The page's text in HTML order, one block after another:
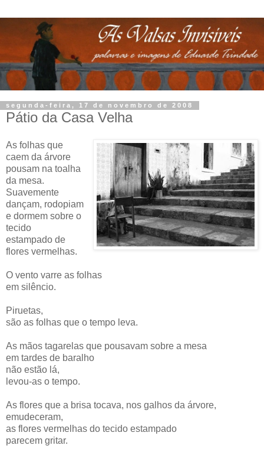
segunda-feira, 17 de novembro de 2008
Pátio da Casa Velha
As folhas que
caem da árvore
pousam na toalha
da mesa.
Suavemente
dançam, rodopiam
e dormem sobre o
tecido
estampado de
flores vermelhas.
O vento varre as folhas
em silêncio.
Piruetas,
são as folhas que o tempo leva.
As mãos tagarelas que pousavam sobre a mesa
em tardes de baralho
não estão lá,
levou-as o tempo.
As flores que a brisa tocava, nos galhos da árvore,
emudeceram,
as flores vermelhas do tecido estampado
parecem gritar.